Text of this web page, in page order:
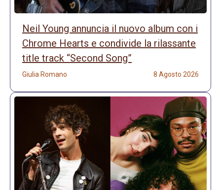
Neil Young annuncia il nuovo album con i
Chrome Hearts e condivide la rilassante
title track “Second Song”
Giulia Romano 8 Agosto 2026